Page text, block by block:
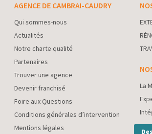
AGENCE DE CAMBRAI-CAUDRY
Qui sommes-nous
Actualités
Notre charte qualité
Partenaires
Trouver une agence
Devenir franchisé
Foire aux Questions
Conditions générales d’intervention
Mentions légales
La